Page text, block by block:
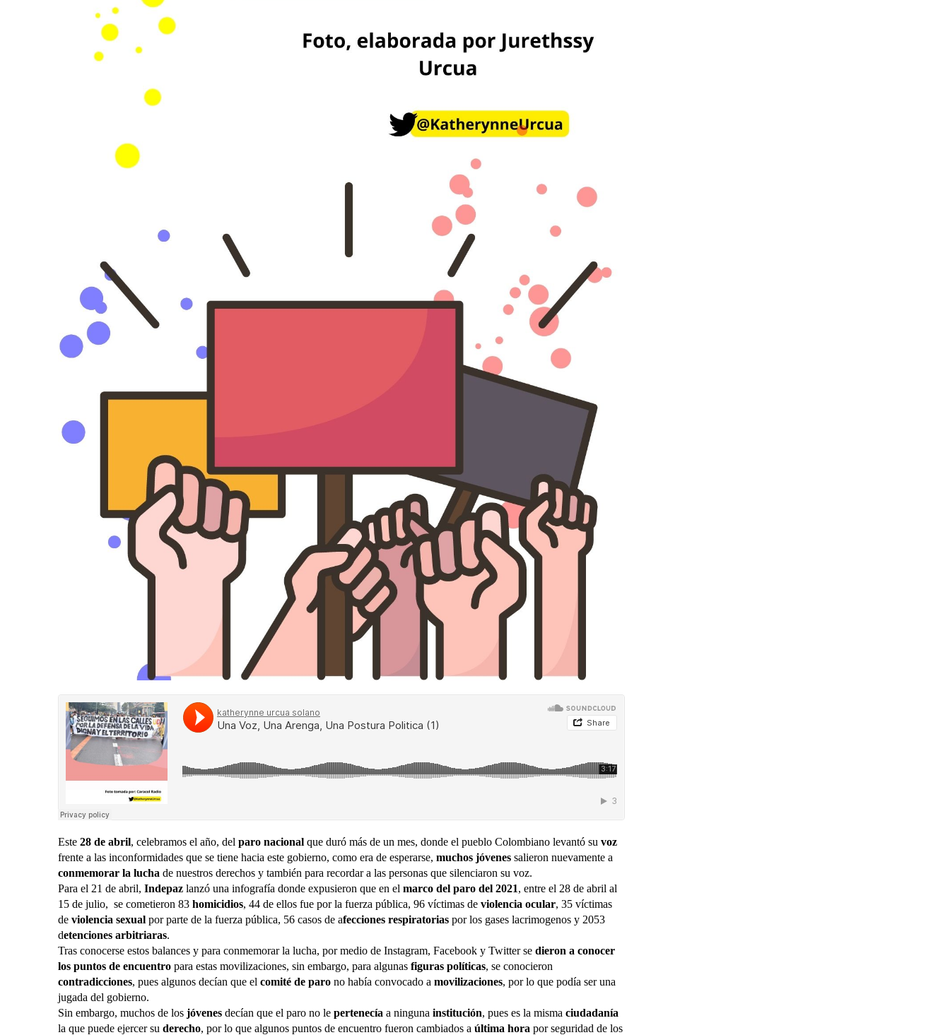
Este 28 de abril, celebramos el año, del paro nacional que duró más de un mes, donde el pueblo Colombiano levantó su voz
frente a las inconformidades que se tiene hacia este gobierno, como era de esperarse, muchos jóvenes salieron nuevamente a
conmemorar la lucha de nuestros derechos y también para recordar a las personas que silenciaron su voz.
Para el 21 de abril, Indepaz lanzó una infografía donde expusieron que en el marco del paro del 2021, entre el 28 de abril al
15 de julio, se cometieron 83 homicidios, 44 de ellos fue por la fuerza pública, 96 víctimas de violencia ocular, 35 víctimas
de violencia sexual por parte de la fuerza pública, 56 casos de afecciones respiratorias por los gases lacrimogenos y 2053
detenciones arbitriaras.
Tras conocerse estos balances y para conmemorar la lucha, por medio de Instagram, Facebook y Twitter se dieron a conocer
los puntos de encuentro para estas movilizaciones, sin embargo, para algunas figuras políticas, se conocieron
contradicciones, pues algunos decían que el comité de paro no había convocado a movilizaciones, por lo que podía ser una
jugada del gobierno.
Sin embargo, muchos de los jóvenes decían que el paro no le pertenecía a ninguna institución, pues es la misma ciudadanía
la que puede ejercer su derecho, por lo que algunos puntos de encuentro fueron cambiados a última hora por seguridad de los